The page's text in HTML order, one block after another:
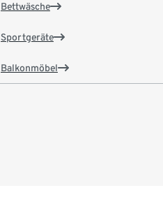
Bettwäsche
Sportgeräte
Balkonmöbel